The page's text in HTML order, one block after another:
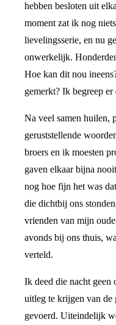
hebben besloten uit
moment zat ik nog
lievelingsserie, en nu
onwerkelijk.
Hoe kan dit nou
gemerkt? Ik begreep
Na veel samen huilen,
geruststellende
broers en ik moesten
gaven elkaar bijna
nog hoe fijn het was
die dichtbij ons
vrienden van mijn
avonds bij ons thuis,
verteld.
Ik deed die nacht geen
uitleg te krijgen van de
gevoerd. Uiteindelijk